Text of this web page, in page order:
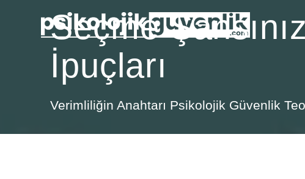
Seçme
İpuçları
Verimliliğin Anahtarı Psikolojik Güvenlik